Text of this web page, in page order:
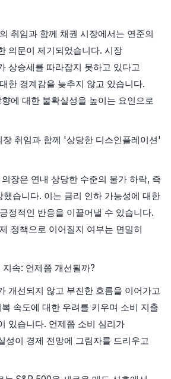
취임과 함께 채권 시장에서는 연준의
의문이 제기되었습니다. 시장
상승세를 따라잡지 못하고 있다고
한 경계감을 늦추지 않고 있습니다.
에 대한 불확실성을 높이는 요인으로
취임과 함께 '상당한 디스인플레이션'
장은 연내 상당한 수준의 물가 하락, 즉
습니다. 이는 금리 인하 가능성에 대한
정적인 반응을 이끌어낼 수 있습니다.
정책으로 이어질지 여부는 면밀히
속: 언제쯤 개선될까?
개선되지 않고 부진한 흐름을 이어가고
속도에 대한 우려를 키우며 소비 지출
있습니다. 언제쯤 소비 심리가
성이 경제 전망에 그림자를 드리우고